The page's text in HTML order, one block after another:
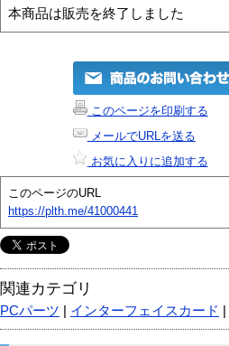
本商品は販売を終了しました
このページを印刷する
メールでURLを送る
お気に入りに追加する
このページのURL
https://plth.me/41000441
関連カテゴリ
PCパーツ インターフェイスカード